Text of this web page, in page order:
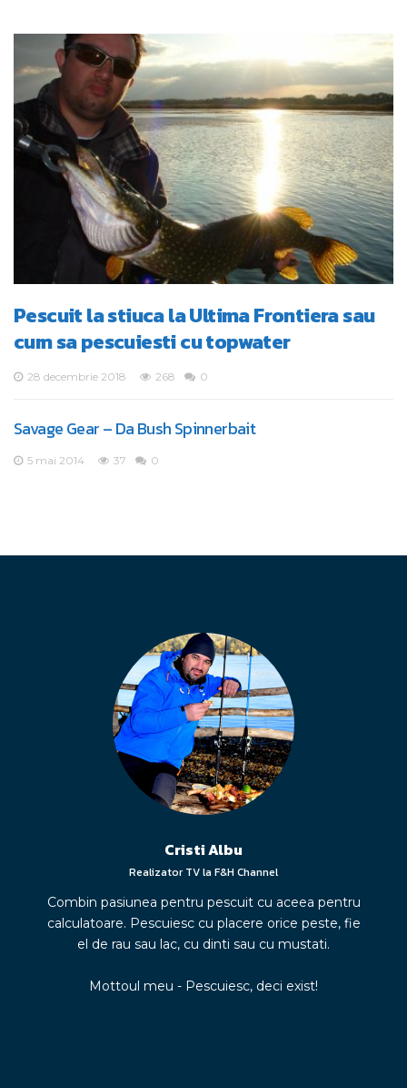
Pescuit la stiuca la Ultima Frontiera sau
cum sa pescuiesti cu topwater
28 decembrie 2018 268 0
Savage Gear – Da Bush Spinnerbait
5 mai 2014 37 0
Cristi Albu
Realizator TV la F&H Channel
Combin pasiunea pentru pescuit cu aceea pentru
calculatoare. Pescuiesc cu placere orice peste, fie
el de rau sau lac, cu dinti sau cu mustati.
Mottoul meu - Pescuiesc, deci exist!